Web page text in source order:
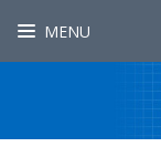
MENU